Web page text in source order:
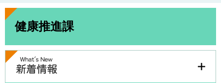
。
て
へ
本
健康推進課